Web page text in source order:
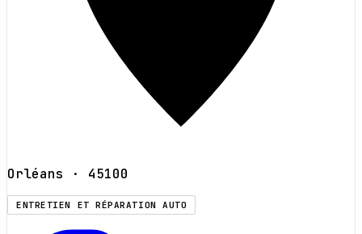
Orléans · 45100
ENTRETIEN ET RÉPARATION AUTO